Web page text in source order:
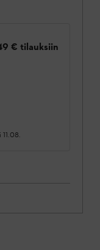
€ tilauksiin
11.08.